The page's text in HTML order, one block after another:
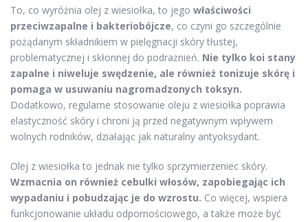
To, co wyróżnia olej z wiesiołka, to jego właściwości
przeciwzapalne i bakteriobójcze, co czyni go szczególnie
pożądanym składnikiem w pielęgnacji skóry tłustej,
problematycznej i skłonnej do podrażnień. Nie tylko koi stany
zapalne i niweluje swędzenie, ale również tonizuje skórę i
pomaga w usuwaniu nagromadzonych toksyn.
Dodatkowo, regularne stosowanie oleju z wiesiołka poprawia
elastyczność skóry i chroni ją przed negatywnym wpływem
wolnych rodników, działając jak naturalny antyoksydant.
Olej z wiesiołka to jednak nie tylko sprzymierzeniec skóry.
Wzmacnia on również cebulki włosów, zapobiegając ich
wypadaniu i pobudzając je do wzrostu. Co więcej, wspiera
funkcjonowanie układu odpornościowego, a także może być